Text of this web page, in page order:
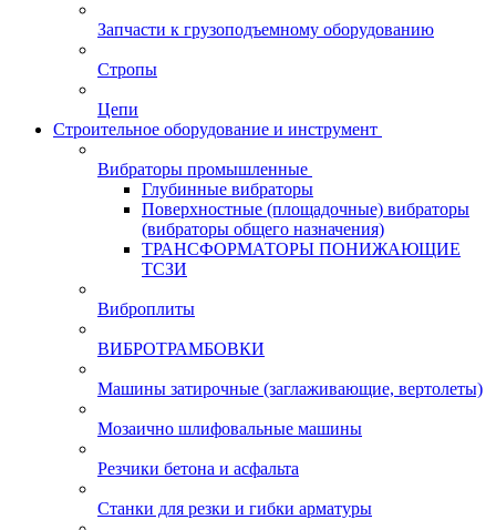
Запчасти к грузоподъемному оборудованию
Стропы
Цепи
Строительное оборудование и инструмент
Вибраторы промышленные
Глубинные вибраторы
Поверхностные (площадочные) вибраторы
(вибраторы общего назначения)
ТРАНСФОРМАТОРЫ ПОНИЖАЮЩИЕ
ТСЗИ
Виброплиты
ВИБРОТРАМБОВКИ
Машины затирочные (заглаживающие, вертолеты)
Мозаично шлифовальные машины
Резчики бетона и асфальта
Станки для резки и гибки арматуры